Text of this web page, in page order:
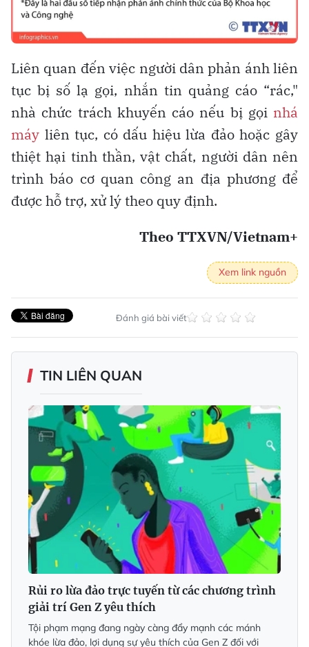
Liên quan đến việc người dân phản ánh liên
tục bị số lạ gọi, nhắn tin quảng cáo “rác,"
nhà chức trách khuyến cáo nếu bị gọi nhá
máy liên tục, có dấu hiệu lừa đảo hoặc gây
thiệt hại tinh thần, vật chất, người dân nên
trình báo cơ quan công an địa phương để
được hỗ trợ, xử lý theo quy định.
Theo TTXVN/Vietnam+
Xem link nguồn
Đánh giá bài viết
TIN LIÊN QUAN
Rủi ro lừa đảo trực tuyến từ các chương trình
giải trí Gen Z yêu thích
Tội phạm mạng đang ngày càng đẩy mạnh các mánh
khóe lừa đảo, lợi dụng sự yêu thích của Gen Z đối với